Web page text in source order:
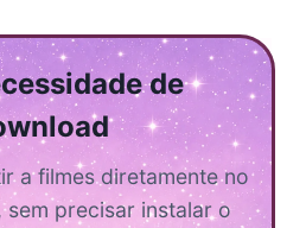
de
a filmes diretamente no
sem precisar instalar o